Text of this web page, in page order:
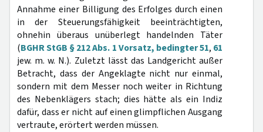
Annahme einer Billigung des Erfolges durch einen
in der Steuerungsfähigkeit beeinträchtigten,
ohnehin überaus unüberlegt handelnden Täter
(BGHR StGB § 212 Abs. 1 Vorsatz, bedingter 51, 61
jew. m. w. N.). Zuletzt lässt das Landgericht außer
Betracht, dass der Angeklagte nicht nur einmal,
sondern mit dem Messer noch weiter in Richtung
des Nebenklägers stach; dies hätte als ein Indiz
dafür, dass er nicht auf einen glimpflichen Ausgang
vertraute, erörtert werden müssen.